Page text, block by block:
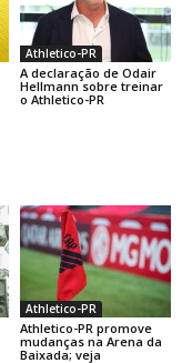
Athletico-PR
A declaração de Odair
Hellmann sobre treinar
o Athletico-PR
Athletico-PR
Athletico-PR promove
mudanças na Arena da
Baixada; veja